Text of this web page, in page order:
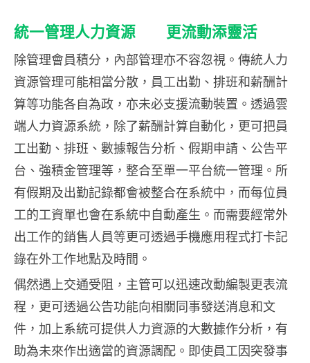
統一管理人力資源 更流動添靈活
除管理會員積分，內部管理亦不容忽視。傳統人力
資源管理可能相當分散，員工出勤、排班和薪酬計
算等功能各自為政，亦未必支援流動裝置。透過雲
端人力資源系統，除了薪酬計算自動化，更可把員
工出勤、排班、數據報告分析、假期申請、公告平
台、強積金管理等，整合至單一平台統一管理。所
有假期及出勤記錄都會被整合在系統中，而每位員
工的工資單也會在系統中自動產生。而需要經常外
出工作的銷售人員等更可透過手機應用程式打卡記
錄在外工作地點及時間。
偶然遇上交通受阻，主管可以迅速改動編製更表流
程，更可透過公告功能向相關同事發送消息和文
件，加上系統可提供人力資源的大數據作分析，有
助為未來作出適當的資源調配。即使員工因突發事